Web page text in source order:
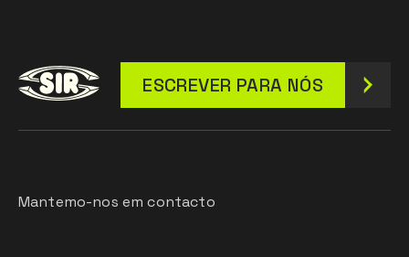
ESCREVER PARA NÓS
Mantemo-nos em contacto